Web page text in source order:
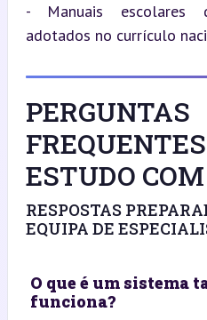
- Manuais escolares
adotados no currículo
PERGUNTAS
ESTUDO
RESPOSTAS
EQUIPA DE
O que é um sistema
funciona?